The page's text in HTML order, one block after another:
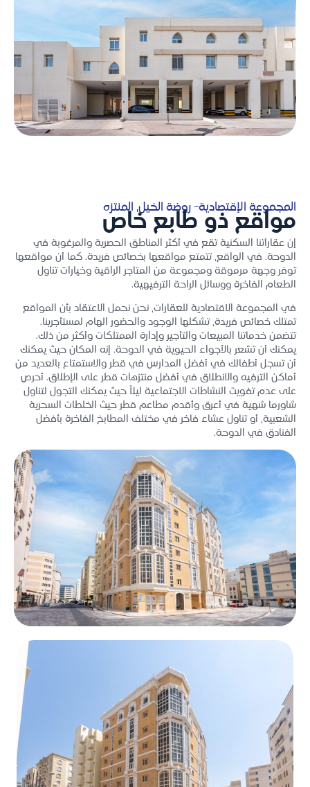
المجموعة الإقتصادية- روضة الخيل، المنتزه
مواقع ذو طابع خاص
إن عقاراتنا السكنية تقع في أكثر المناطق الحصرية والمرغوبة في
الدوحة. في الواقع، تتمتع مواقعها بخصائص فريدة. كما أن مواقعها
توفر وجهة مرموقة ومجموعة من المتاجر الراقية وخيارات تناول
الطعام الفاخرة ووسائل الراحة الترفيهية.
في المجموعة الاقتصادية للعقارات، نحن نحمل الاعتقاد بأن المواقع
تمتلك خصائص فريدة، تشكلها الوجود والحضور الهام لمستأجرينا.
تتضمن خدماتنا المبيعات والتأجير وإدارة الممتلكات وأكثر من ذلك.
يمكنك أن تشعر بالأجواء الحيوية في الدوحة. إنه المكان حيث يمكنك
أن تسجل أطفالك في أفضل المدارس في قطر والاستمتاع بالعديد من
أماكن الترفيه والانطلاق في أفضل منتزهات قطر على الإطلاق. أحرص
على عدم تفويت النشاطات الاجتماعية ليلاً حيث يمكنك التجول لتناول
شاورما شهية في أعرق وأقدم مطاعم قطر حيث الخلطات السحرية
الشعبية، أو تناول عشاء فاخر في مختلف المطابخ الفاخرة بأفضل
الفنادق في الدوحة.